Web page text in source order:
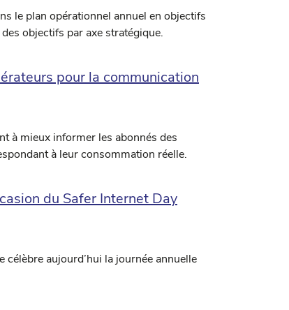
le plan opérationnel annuel en objectifs
objectifs par axe stratégique.
pour la communication
à mieux informer les abonnés des
à leur consommation réelle.
du Safer Internet Day
aujourd’hui la journée annuelle